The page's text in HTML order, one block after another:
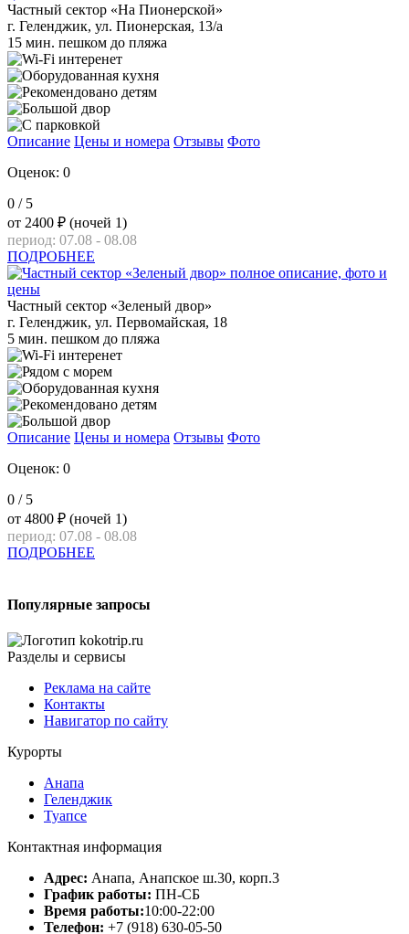
Частный сектор «На Пионерской»
г. Геленджик, ул. Пионерская, 13/а
15 мин. пешком до пляжа
Описание Цены и номера Отзывы Фото
Оценок: 0
0 / 5
от 2400 ₽ (ночей 1)
период: 07.08 - 08.08
ПОДРОБНЕЕ
Частный сектор «Зеленый двор»
г. Геленджик, ул. Первомайская, 18
5 мин. пешком до пляжа
Описание Цены и номера Отзывы Фото
Оценок: 0
0 / 5
от 4800 ₽ (ночей 1)
период: 07.08 - 08.08
ПОДРОБНЕЕ
Популярные запросы
Разделы и сервисы
Реклама на сайте
Контакты
Навигатор по сайту
Курорты
Анапа
Геленджик
Туапсе
Контактная информация
Адрес: Анапа, Анапское ш.30, корп.3
График работы: ПН-СБ
Время работы:10:00-22:00
Телефон: +7 (918) 630-05-50